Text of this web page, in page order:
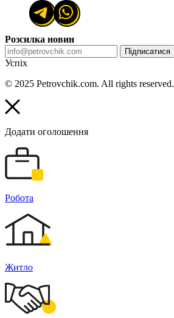
Розсилка новин
Підписатися
Успіх
© 2025 Petrovchik.com. All rights reserved.
Додати оголошення
Робота
Житло